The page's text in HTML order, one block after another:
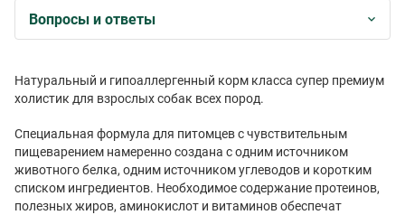
Вопросы и ответы
Натуральный и гипоаллергенный корм класса супер премиум
холистик для взрослых собак всех пород.
Специальная формула для питомцев с чувствительным
пищеварением намеренно создана с одним источником
животного белка, одним источником углеводов и коротким
списком ингредиентов. Необходимое содержание протеинов,
полезных жиров, аминокислот и витаминов обеспечат